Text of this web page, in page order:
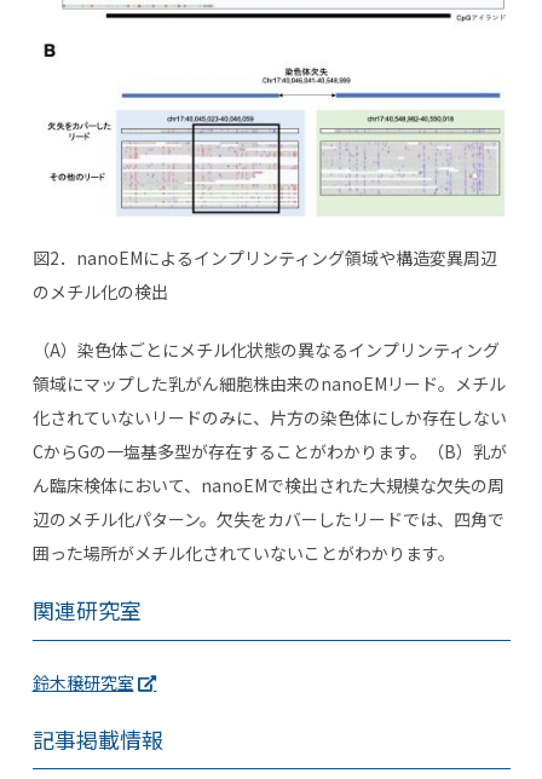
図2．nanoEMによるインプリンティング領域や構造変異周辺
のメチル化の検出
（A）染色体ごとにメチル化状態の異なるインプリンティング
領域にマップした乳がん細胞株由来のnanoEMリード。メチル
化されていないリードのみに、片方の染色体にしか存在しない
CからGの一塩基多型が存在することがわかります。（B）乳が
ん臨床検体において、nanoEMで検出された大規模な欠失の周
辺のメチル化パターン。欠失をカバーしたリードでは、四角で
囲った場所がメチル化されていないことがわかります。
関連研究室
鈴木穣研究室
記事掲載情報